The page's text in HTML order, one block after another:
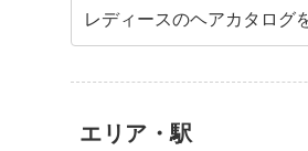
レディースのヘアカタログ
エリア・駅